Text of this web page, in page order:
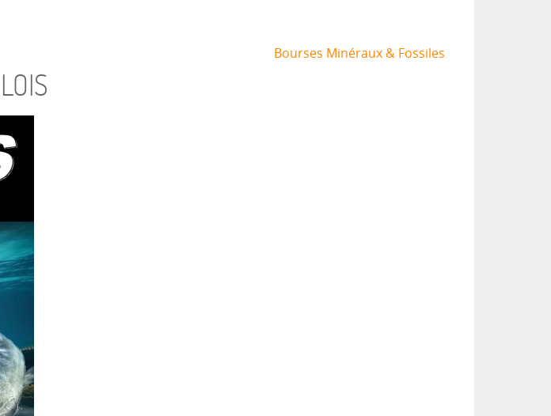
Bourses Minéraux & Fossiles